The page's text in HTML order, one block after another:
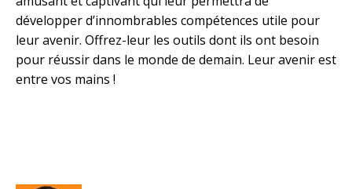
développer d’innombrables compétences utile pour
leur avenir. Offrez-leur les outils dont ils ont besoin
pour réussir dans le monde de demain. Leur avenir est
entre vos mains !